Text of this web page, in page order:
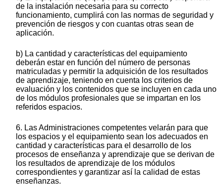
de la instalación necesaria para su correcto
funcionamiento, cumplirá con las normas de seguridad y
prevención de riesgos y con cuantas otras sean de
aplicación.
b) La cantidad y características del equipamiento
deberán estar en función del número de personas
matriculadas y permitir la adquisición de los resultados
de aprendizaje, teniendo en cuenta los criterios de
evaluación y los contenidos que se incluyen en cada uno
de los módulos profesionales que se impartan en los
referidos espacios.
6. Las Administraciones competentes velarán para que
los espacios y el equipamiento sean los adecuados en
cantidad y características para el desarrollo de los
procesos de enseñanza y aprendizaje que se derivan de
los resultados de aprendizaje de los módulos
correspondientes y garantizar así la calidad de estas
enseñanzas.